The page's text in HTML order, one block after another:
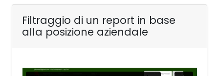
Filtraggio di un report in base
alla posizione aziendale